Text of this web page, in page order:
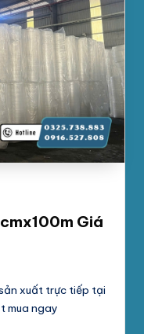
Giá
xuất trực tiếp tại
mua ngay